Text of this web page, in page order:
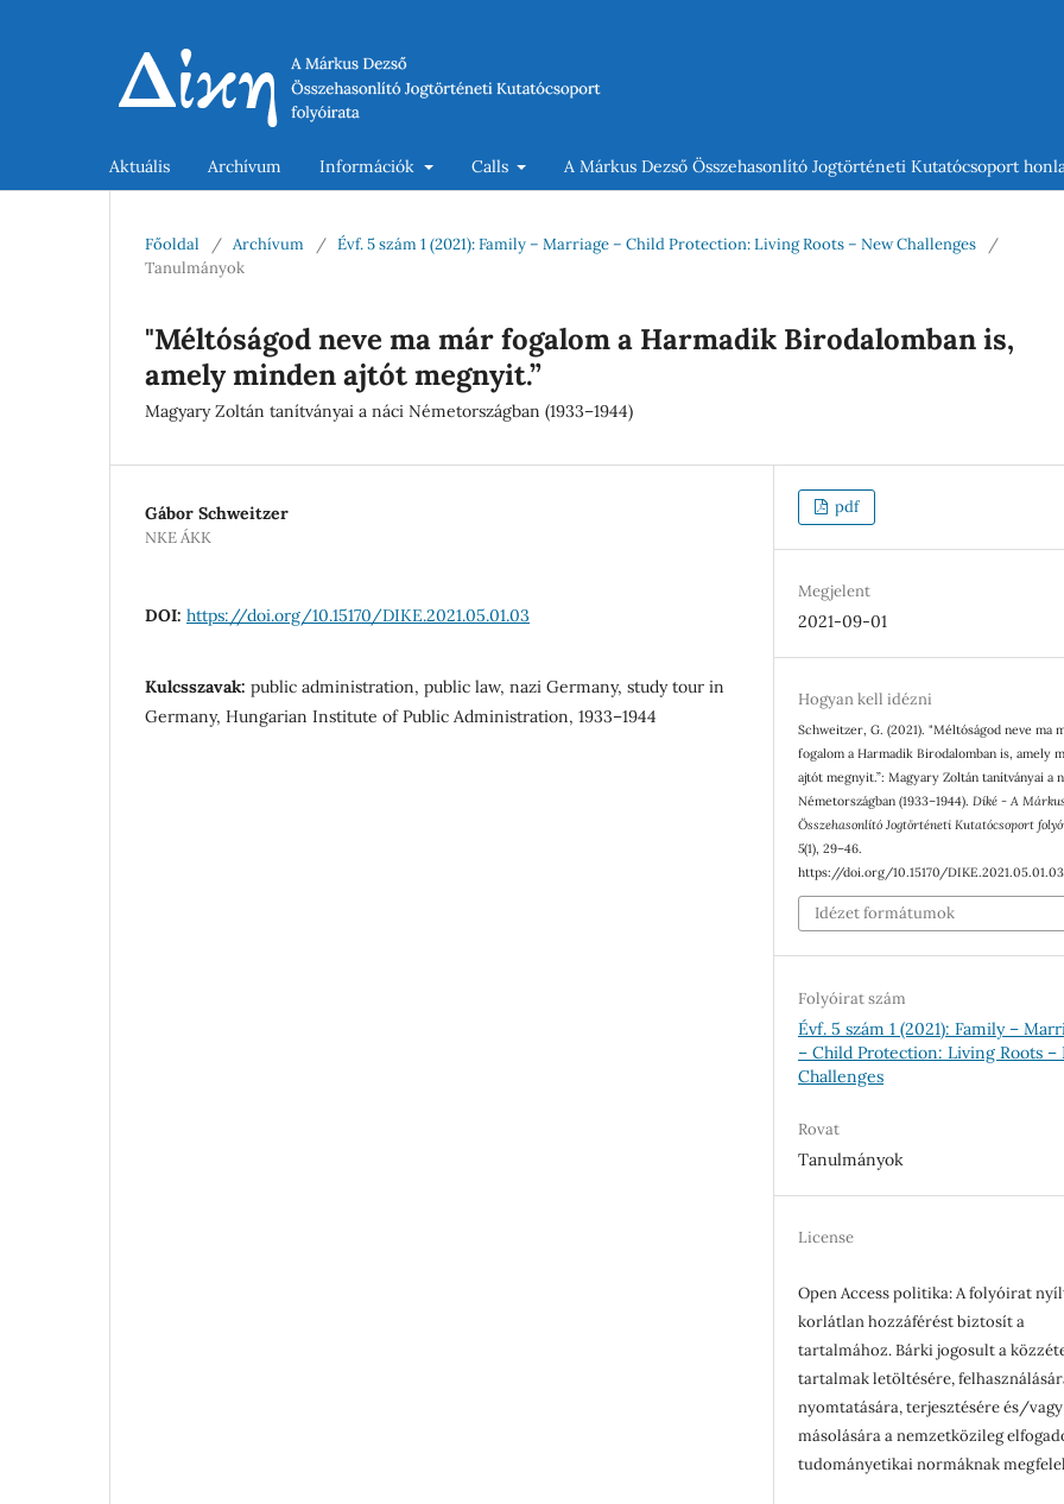
Aktuális Archívum Információk Calls A Márkus Dezső Összehasonlító Jogtörténeti Kutatócsoport
Főoldal / Archívum / Évf. 5 szám 1 (2021): Family – Marriage – Child Protection: Living Roots – New Challenges
/
Tanulmányok
"Méltóságod neve ma már fogalom a Harmadik Birodalomban is,
amely minden ajtót megnyit.”
Magyary Zoltán tanítványai a náci Németországban (1933–1944)
Gábor Schweitzer
NKE ÁKK
DOI: https://doi.org/10.15170/DIKE.2021.05.01.03
Kulcsszavak: public administration, public law, nazi Germany, study tour in
Germany, Hungarian Institute of Public Administration, 1933–1944
pdf
Megjelent
2021-09-01
Hogyan kell idézni
Schweitzer, G. (2021). "Méltóságod neve ma
fogalom a Harmadik Birodalomban is, amely
ajtót megnyit.”: Magyary Zoltán tanítványai a
Németországban (1933–1944).Díké - A
Összehasonlító Jogtörténeti Kutatócsoport
5(1), 29–46.
https://doi.org/10.15170/DIKE.2021.05.01.03
Idézet formátumok
Folyóirat szám
Évf. 5 szám 1 (2021): Family –
– Child Protection: Living Roots –
Challenges
Rovat
Tanulmányok
License
Open Access politika: A folyóirat
korlátlan hozzáférést biztosít a
tartalmához. Bárki jogosult a
tartalmak letöltésére,
nyomtatására, terjesztésére és/vagy
másolására a nemzetközileg
tudományetikai normáknak